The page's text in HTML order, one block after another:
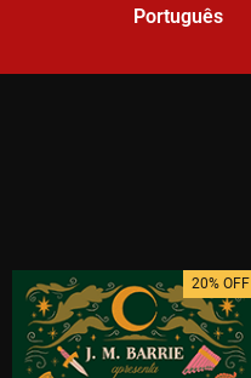
Português
20% OFF